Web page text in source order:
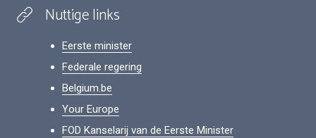
Nuttige links
Eerste minister
Federale regering
Belgium.be
Your Europe
FOD Kanselarij van de Eerste Minister